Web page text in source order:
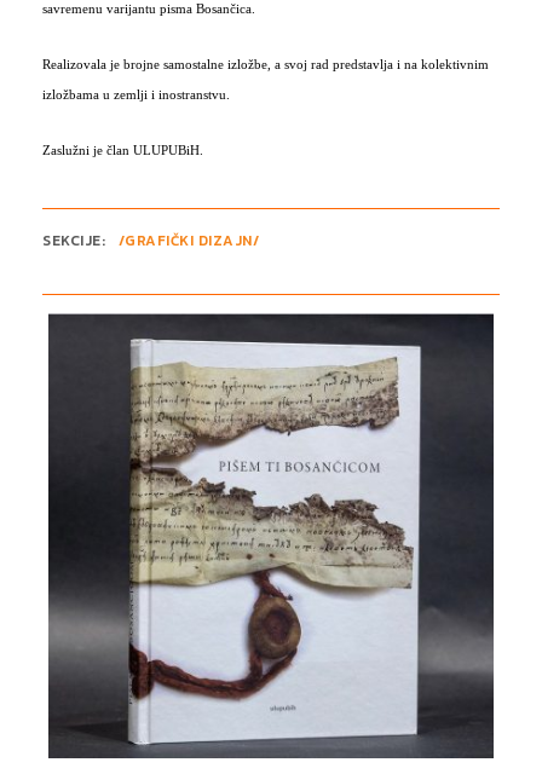
savremenu varijantu pisma Bosančica.
Realizovala je brojne samostalne izložbe, a svoj rad predstavlja i na kolektivnim
izložbama u zemlji i inostranstvu.
Zaslužni je član ULUPUBiH.
SEKCIJE: /GRAFIČKI DIZAJN/